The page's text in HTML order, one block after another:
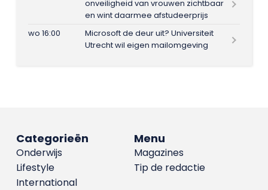
onveiligheid van vrouwen zichtbaar
en wint daarmee afstudeerprijs
wo 16:00
Microsoft de deur uit? Universiteit
Utrecht wil eigen mailomgeving
Menu
Magazines
Tip de redactie
Categorieën
Onderwijs
Lifestyle
International